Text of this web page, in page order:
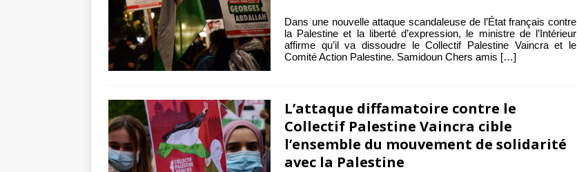
Dans une nouvelle attaque scandaleuse de l’État français contre
la Palestine et la liberté d’expression, le ministre de l’Intérieur
affirme qu’il va dissoudre le Collectif Palestine Vaincra et le
Comité Action Palestine. Samidoun Chers amis […]
L’attaque diffamatoire contre le
Collectif Palestine Vaincra cible
l’ensemble du mouvement de solidarité
avec la Palestine